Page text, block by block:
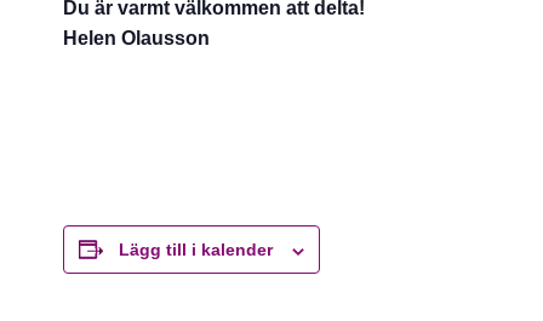
Du är varmt välkommen att delta!
Helen Olausson
Lägg till i kalender